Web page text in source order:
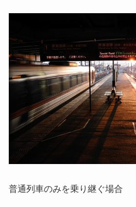
普通列車のみを乗り継ぐ場合